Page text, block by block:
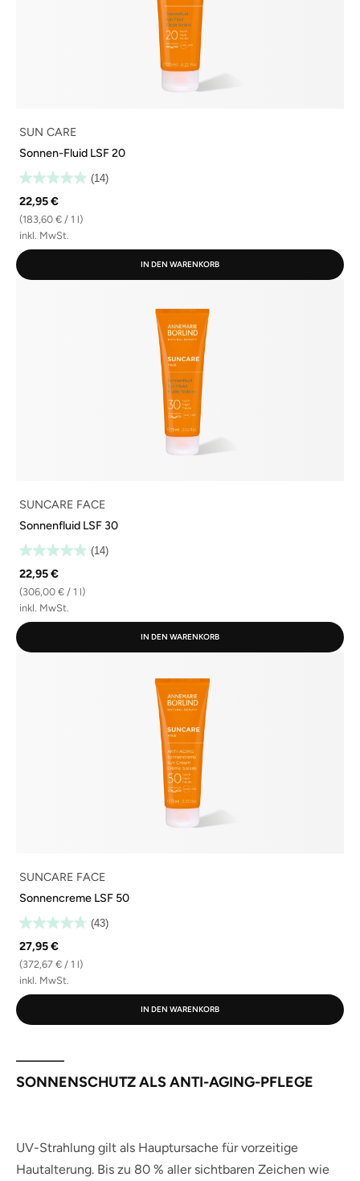
SUN CARE
Sonnen-Fluid LSF 20
(14)
22,95 €
(183,60 € / 1 l)
inkl. MwSt.
IN DEN WARENKORB
SUNCARE FACE
Sonnenfluid LSF 30
(14)
22,95 €
(306,00 € / 1 l)
inkl. MwSt.
IN DEN WARENKORB
SUNCARE FACE
Sonnencreme LSF 50
(43)
27,95 €
(372,67 € / 1 l)
inkl. MwSt.
IN DEN WARENKORB
SONNENSCHUTZ ALS ANTI-AGING-PFLEGE
UV-Strahlung gilt als Hauptursache für vorzeitige
Hautalterung. Bis zu 80 % aller sichtbaren Zeichen wie